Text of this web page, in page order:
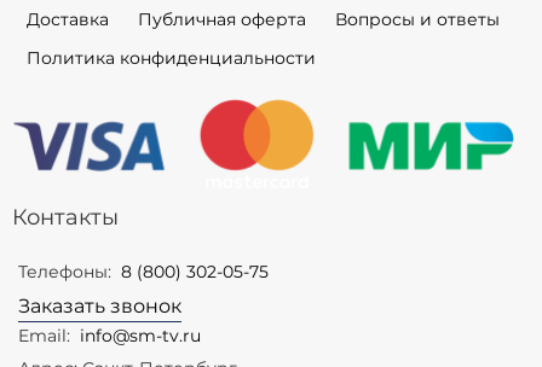
Доставка
Публичная оферта
Вопросы и ответы
Политика конфиденциальности
Контакты
Телефоны: 8 (800) 302-05-75
Заказать звонок
Email: info@sm-tv.ru